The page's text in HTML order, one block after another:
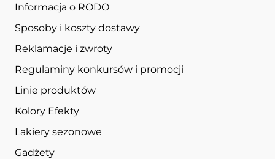
Informacja o RODO
Sposoby i koszty dostawy
Reklamacje i zwroty
Regulaminy konkursów i promocji
Linie produktów
Kolory Efekty
Lakiery sezonowe
Gadżety